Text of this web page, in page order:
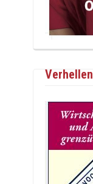
Verhellen